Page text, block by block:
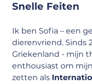
Snelle Feiten
Ik ben Sofia – een
dierenvriend.
Griekenland - mijn
enthousiast om
zetten als